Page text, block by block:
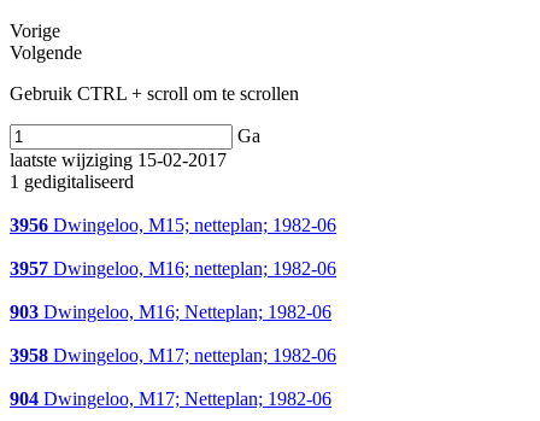
Vorige
Volgende
Gebruik CTRL + scroll om te scrollen
Ga
laatste wijziging 15-02-2017
1 gedigitaliseerd
3956 Dwingeloo, M15; netteplan; 1982-06
3957 Dwingeloo, M16; netteplan; 1982-06
903 Dwingeloo, M16; Netteplan; 1982-06
3958 Dwingeloo, M17; netteplan; 1982-06
904 Dwingeloo, M17; Netteplan; 1982-06